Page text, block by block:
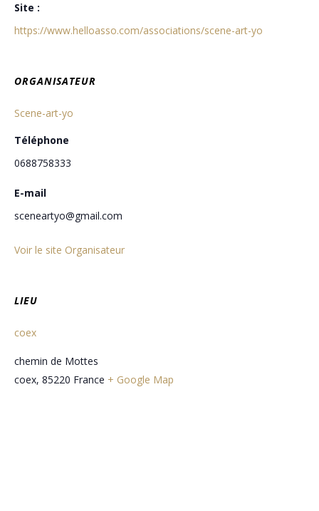
Site :
https://www.helloasso.com/associations/scene-art-yo
ORGANISATEUR
Scene-art-yo
Téléphone
0688758333
E-mail
sceneartyo@gmail.com
Voir le site Organisateur
LIEU
coex
chemin de Mottes
coex, 85220 France + Google Map